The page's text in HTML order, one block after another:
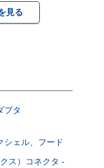
見る
プタ
シェル、フード
ス）コネクタ -